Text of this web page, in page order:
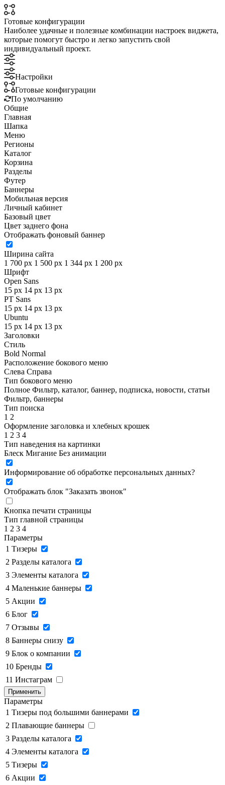
Готовые конфигурации
Наиболее удачные и полезные комбинации настроек виджета,
которые помогут быстро и легко запустить свой
индивидуальный проект.
Настройки
Готовые конфигурации
По умолчанию
Общие
Главная
Шапка
Меню
Регионы
Каталог
Корзина
Разделы
Футер
Баннеры
Мобильная версия
Личный кабинет
Базовый цвет
Цвет заднего фона
Отображать фоновый баннер
Ширина сайта
1 700 px 1 500 px 1 344 px 1 200 px
Шрифт
Open Sans
15 px 14 px 13 px
PT Sans
15 px 14 px 13 px
Ubuntu
15 px 14 px 13 px
Заголовки
Стиль
Bold Normal
Расположение бокового меню
Слева Справа
Тип бокового меню
Полное Фильтр, каталог, баннер, подписка, новости, статьи
Фильтр, баннеры
Тип поиска
1 2
Оформление заголовка и хлебных крошек
1 2 3 4
Тип наведения на картинки
Блеск Мигание Без анимации
Информирование об обработке персональных данных?
Отображать блок "Заказать звонок"
Кнопка печати страницы
Тип главной страницы
1 2 3 4
Параметры
1 Тизеры
2 Разделы каталога
3 Элементы каталога
4 Маленькие баннеры
5 Акции
6 Блог
7 Отзывы
8 Баннеры снизу
9 Блок о компании
10 Бренды
11 Инстаграм
Применить
Параметры
1 Тизеры под большими баннерами
2 Плавающие баннеры
3 Разделы каталога
4 Элементы каталога
5 Тизеры
6 Акции